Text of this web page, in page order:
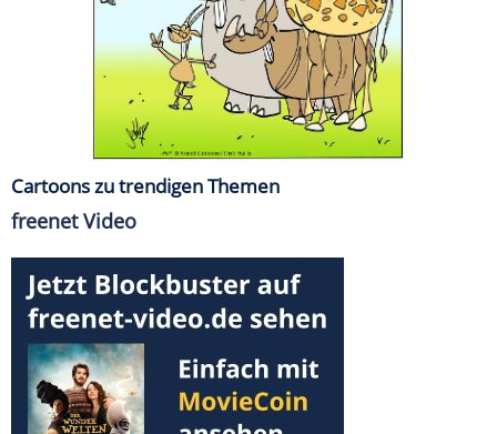
Cartoons zu trendigen Themen
freenet Video